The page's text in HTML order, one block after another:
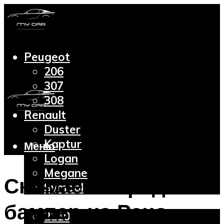
Peugeot
206
307
308
Renault
Duster
Kaptur
Logan
Megane
Symbol
2110
Меню
Снимаем передний
бампер на Рено